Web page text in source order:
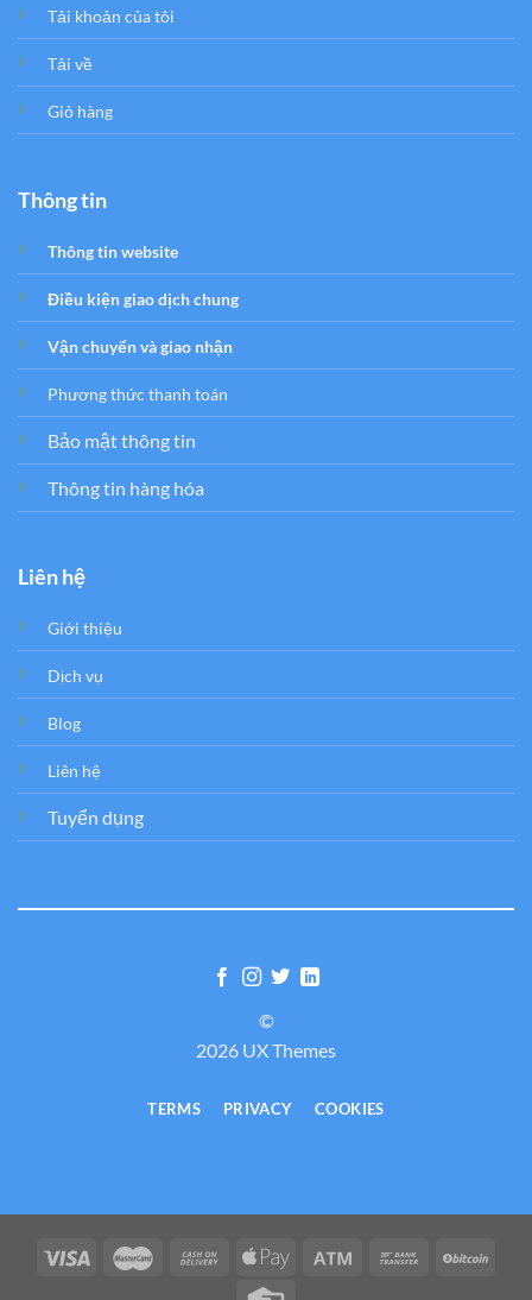
Tải khoản của tôi
Tải về
Giỏ hàng
Thông tin
Thông tin website
Điều kiện giao dịch chung
Vận chuyển và giao nhận
Phương thức thanh toán
Bảo mật thông tin
Thông tin hàng hóa
Liên hệ
Giới thiệu
Dịch vụ
Blog
Liên hệ
Tuyển dụng
©
2026 UX Themes
TERMS PRIVACY COOKIES